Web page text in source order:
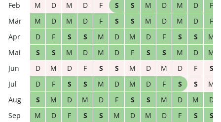
M
D M D F S S M D M D
F
M
D M D F S S M D M D
F
D
F S S M D M D F S S
M
S
S M D M D F S S M D
M
D
M D F S S M D M D F
S
D
F S S M D M D F S S
M
S
M D M D F S S M D M
D
M
D F S S M D M D F S
S